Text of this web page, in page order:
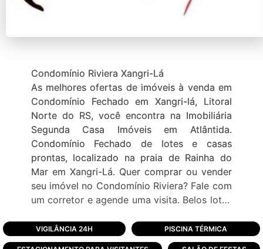
Condomínio Riviera Xangri-Lá
As melhores ofertas de imóveis à venda em
Condomínio Fechado em Xangri-lá, Litoral
Norte do RS, você encontra na Imobiliária
Segunda Casa Imóveis em Atlântida.
Condomínio Fechado de lotes e casas
prontas, localizado na praia de Rainha do
Mar em Xangri-Lá. Quer comprar ou vender
seu imóvel no Condomínio Riviera? Fale com
um corretor e agende uma visita. Belos lotes
sobrados à venda! Imagine um condomínio
que está ali, só esperando você e sua família
VIGILÂNCIA 24H PISCINA TÉRMICA